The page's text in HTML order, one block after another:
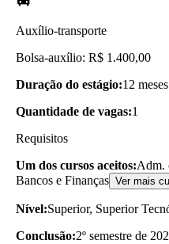
Auxílio-transporte
Bolsa-auxílio: R$ 1.400,00
Duração do estágio:12 meses
Quantidade de vagas:1
Requisitos
Um dos cursos aceitos:Adm.
Bancos e Finanças Ver mais
Nível:Superior, Superior
Conclusão:2º semestre de